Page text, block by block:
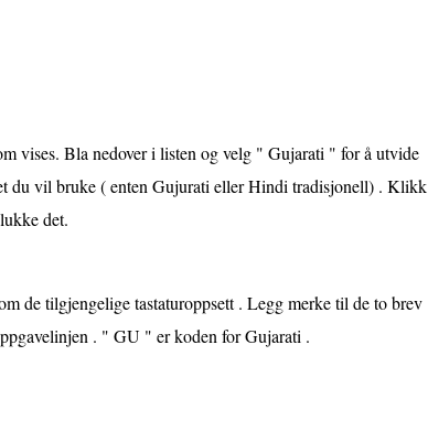
vises. Bla nedover i listen og velg " Gujarati " for å utvide
du vil bruke ( enten Gujurati eller Hindi tradisjonell) . Klikk
det.
de tilgjengelige tastaturoppsett . Legg merke til de to brev
. " GU " er koden for Gujarati .